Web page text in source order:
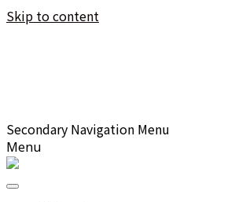
Skip to content
Secondary Navigation Menu
Menu